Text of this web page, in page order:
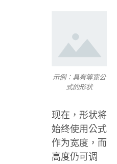
示例：具有等宽公
式的形状
现在，形状将
始终使用公式
作为宽度，而
高度仍可调